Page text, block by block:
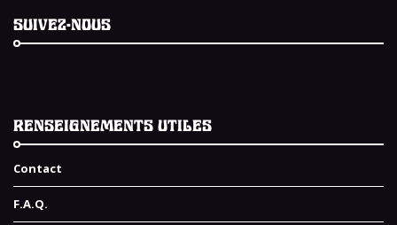
SUIVEZ-NOUS
RENSEIGNEMENTS UTILES
Contact
F.A.Q.